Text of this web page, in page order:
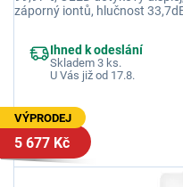
záporný iontů, hlučnost
Ihned k odeslání
Skladem 3 ks.
U Vás již od 17.8.
VÝPRODEJ
5 677 Kč